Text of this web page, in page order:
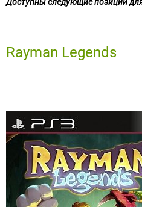
Rayman Legends